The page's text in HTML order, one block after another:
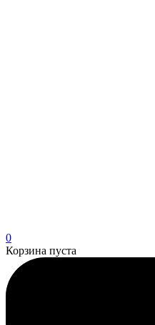
0
Корзина пуста